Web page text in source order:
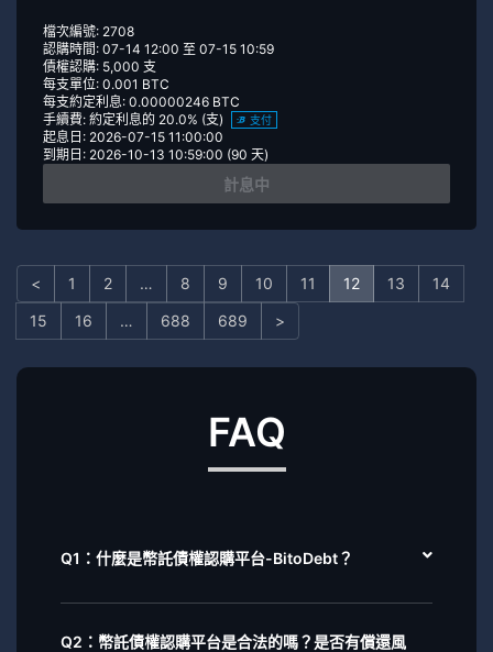
檔次編號: 2708
認購時間: 07-14 12:00 至 07-15 10:59
債權認購: 5,000 支
每支單位: 0.001 BTC
每支約定利息: 0.00000246 BTC
手續費: 約定利息的 20.0% (支)
支付
起息日: 2026-07-15 11:00:00
到期日: 2026-10-13 10:59:00 (90 天)
計息中
< 1 2 … 8 9 10 11 12 13
14
15
16 … 688 689 >
FAQ
Q1：什麼是幣託債權認購平台-BitoDebt？
Q2：幣託債權認購平台是合法的嗎？是否有償還風